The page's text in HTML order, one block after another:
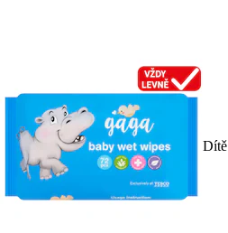
Dítě